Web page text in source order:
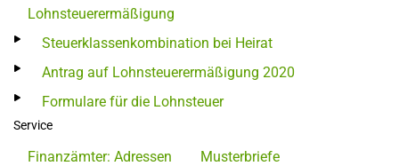
Lohnsteuerermäßigung
Steuerklassenkombination bei Heirat
Antrag auf Lohnsteuerermäßigung 2020
Formulare für die Lohnsteuer
Service
Finanzämter: Adressen
Musterbriefe